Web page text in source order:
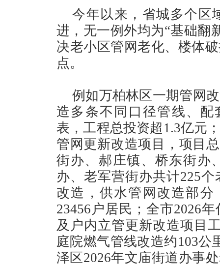
今年以来，省城多个区
进，无一例外均为“基础翻
决老小区管网老化、楼体
点。
例如万柏林区一期管网
造多条不同口径管线、配
表，工程总投资超1.3亿元
管网更新改造项目，项目
街办、郝庄镇、桥东街办
办、老军营街办共计225
改造，供水管网改造部分
23456户居民；全市2026
及户内立管更新改造项目
庭院燃气管线改造约103公
泽区2026年文庙街道办事